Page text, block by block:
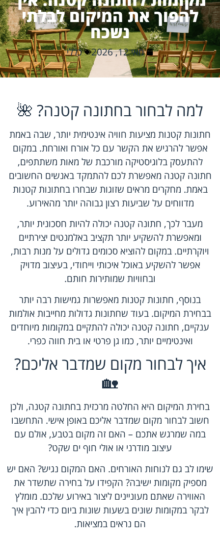
להפוך את המיקום לבלתי
נשכח
מאי 12, 2026 כללי
למה לבחור בחתונה קטנה? 🌺
חתונות קטנות מציעות חוויה אינטימית יותר, שבה באמת
אפשר להרגיש את הקשר עם כל אורח ואורחת. במקום
להתעסק בלוגיסטיקה מורכבת של מאות משתתפים,
חתונה קטנה מאפשרת לכם להתמקד באנשים החשובים
באמת. מחקרים מראים שזוגות שבחרו בחתונות קטנות
מדווחים על שביעות רצון גבוהה יותר מהאירוע.
מעבר לכך, חתונה קטנה יכולה להיות חסכונית יותר,
ומאפשרת להשקיע יותר תקציב באלמנטים יצירתיים
ויוקרתיים. במקום להוציא סכומים גדולים על מנות רבות,
אפשר להשקיע באוכל איכותי וייחודי, בעיצוב מדויק
ובחוויות שמותירות חותם.
בנוסף, חתונות קטנות מאפשרות גמישות רבה יותר
בבחירת המיקום. בעוד שחתונות גדולות מחייבות אולמות
ענקיים, חתונה קטנה יכולה להתקיים במקומות מיוחדים
ואינטימיים יותר, כמו גן פרטי או בית חווה כפרי.
איך לבחור מקום שמדבר אליכם?
🏡
בחירת המיקום היא החלטה מרכזית בחתונה קטנה, ולכן
חשוב לבחור מקום שמדבר אליכם באופן אישי. התחשבו
במה שמרגש אתכם – האם זה מקום בטבע, אולם עם
עיצוב מודרני או אולי חוף ים שקט?
שימו לב גם לנוחות האורחים. האם המקום נגיש? האם יש
מספיק מקומות ישיבה? הקפידו על בחירה שתשדר את
האווירה שאתם מעוניינים ליצור באירוע שלכם. מומלץ
לבקר במקומות שונים בשעות שונות ביום כדי להבין איך
הם נראים במציאות.